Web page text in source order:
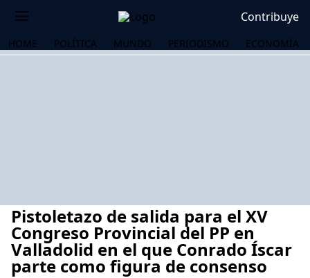
Contribuye
HOME POLÍTICA MUNDO PERIODISMO ECONOMÍA
Pistoletazo de salida para el XV
Congreso Provincial del PP en
Valladolid en el que Conrado Íscar
parte como figura de consenso